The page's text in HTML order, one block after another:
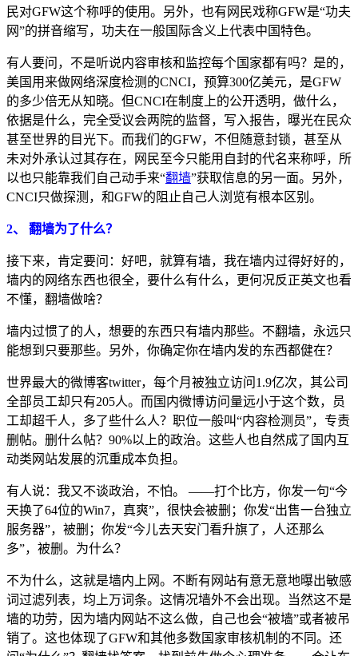
民对GFW这个称呼的使用。另外，也有网民戏称GFW是“功夫
网”的拼音缩写，功夫在一般国际含义上代表中国特色。
有人要问，不是听说内容审核和监控每个国家都有吗？是的，
美国用来做网络深度检测的CNCI，预算300亿美元，是GFW
的多少倍无从知晓。但CNCI在制度上的公开透明，做什么，
依据是什么，完全受议会两院的监督，写入报告，曝光在民众
甚至世界的目光下。而我们的GFW，不但随意封锁，甚至从
未对外承认过其存在，网民至今只能用自封的代名来称呼，所
以也只能靠我们自己动手来“翻墙”获取信息的另一面。另外，
CNCI只做探测，和GFW的阻止自己人浏览有根本区别。
2、 翻墙为了什么？
接下来，肯定要问：好吧，就算有墙，我在墙内过得好好的，
墙内的网络东西也很全，要什么有什么，更何况反正英文也看
不懂，翻墙做啥？
墙内过惯了的人，想要的东西只有墙内那些。不翻墙，永远只
能想到只要那些。另外，你确定你在墙内发的东西都健在？
世界最大的微博客twitter，每个月被独立访问1.9亿次，其公司
全部员工却只有205人。而国内微博访问量远小于这个数，员
工却超千人，多了些什么人？职位一般叫“内容检测员”，专责
删帖。删什么帖？90%以上的政治。这些人也自然成了国内互
动类网站发展的沉重成本负担。
有人说：我又不谈政治，不怕。 ——打个比方，你发一句“今
天换了64位的Win7，真爽”，很快会被删；你发“出售一台独立
服务器”，被删；你发“今儿去天安门看升旗了，人还那么
多”，被删。为什么？
不为什么，这就是墙内上网。不断有网站有意无意地曝出敏感
词过滤列表，均上万词条。这情况墙外不会出现。当然这不是
墙的功劳，因为墙内网站不这么做，自己也会“被墙”或者被吊
销了。这也体现了GFW和其他多数国家审核机制的不同。还